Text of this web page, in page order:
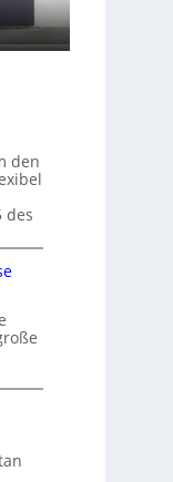
den
des